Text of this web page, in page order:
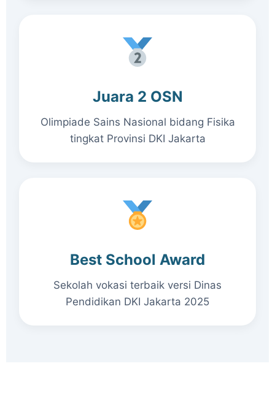
Juara 2 OSN
Olimpiade Sains Nasional bidang Fisika
tingkat Provinsi DKI Jakarta
Best School Award
Sekolah vokasi terbaik versi Dinas
Pendidikan DKI Jakarta 2025